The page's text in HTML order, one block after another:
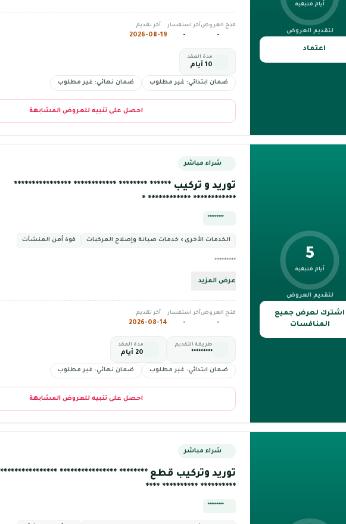
أيام متبقية
لتقديم العروض
اعتماد
فتح العروض
-
آخر استفسار
-
آخر تقديم
2026-08-19
مدة العقد
10 أيام
ضمان ابتدائي: غير مطلوب ضمان نهائي: غير مطلوب
احصل على تنبيه للعروض المشابهة
5
أيام متبقية
لتقديم العروض
اشترك لعرض جميع
المنافسات
شراء مباشر
توريد و تركيب ****** ******** ************ ****************
************ ************ *
*********
الخدمات الأخرى › خدمات صيانة وإصلاح المركبات قوة أمن المنشآت
*********
عرض المزيد
فتح العروض
-
آخر استفسار
-
آخر تقديم
2026-08-14
طريقة التقديم
*********
مدة العقد
20 أيام
ضمان ابتدائي: غير مطلوب ضمان نهائي: غير مطلوب
احصل على تنبيه للعروض المشابهة
شراء مباشر
توريد وتركيب قطع ******** **************** ****************
********** ********** ****
*********